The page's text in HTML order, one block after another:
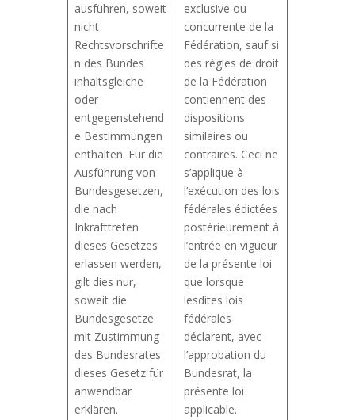
ausführen, soweit
nicht
Rechtsvorschrifte
n des Bundes
inhaltsgleiche
oder
entgegenstehend
e Bestimmungen
enthalten. Für die
Ausführung von
Bundesgesetzen,
die nach
Inkrafttreten
dieses Gesetzes
erlassen werden,
gilt dies nur,
soweit die
Bundesgesetze
mit Zustimmung
des Bundesrates
dieses Gesetz für
anwendbar
erklären.
exclusive ou
concurrente de la
Fédération, sauf si
des règles de droit
de la Fédération
contiennent des
dispositions
similaires ou
contraires. Ceci ne
s’applique à
l’exécution des lois
fédérales édictées
postérieurement à
l’entrée en vigueur
de la présente loi
que lorsque
lesdites lois
fédérales
déclarent, avec
l’approbation du
Bundesrat, la
présente loi
applicable.